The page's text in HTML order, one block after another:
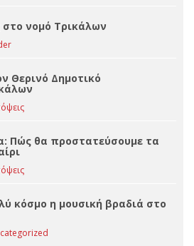
(και το ακόμα
πολιτικών)
στο νομό Τρικάλων
Θερινό Δημοτικό
Πώς θα προστατεύσουμε τα